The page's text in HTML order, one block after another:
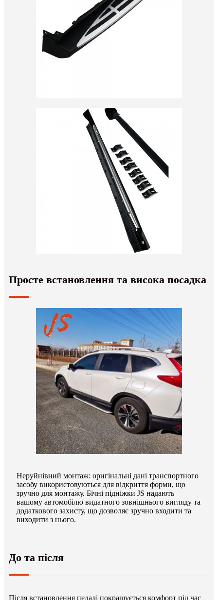
Просте встановлення та висока посадка
Неруйнівний монтаж: оригінальні дані транспортного
засобу використовуються для відкриття форми, що
зручно для монтажу. Бічні підніжки JS надають
вашому автомобілю видатного зовнішнього вигляду та
додаткового захисту, що дозволяє зручно входити та
виходити з нього.
До та після
Після встановлення педалі покращується комфорт під час